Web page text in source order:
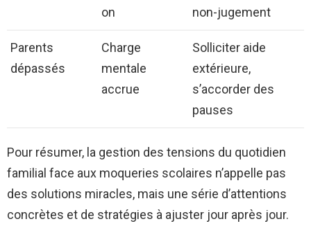
on
non-jugement
Parents
dépassés
Charge
mentale
accrue
Solliciter aide
extérieure,
s’accorder des
pauses
Pour résumer, la gestion des tensions du quotidien
familial face aux moqueries scolaires n’appelle pas
des solutions miracles, mais une série d’attentions
concrètes et de stratégies à ajuster jour après jour.